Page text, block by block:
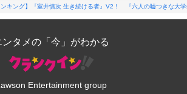
ンキング】『室井慎次 生き続ける者』V2！ 『六人の嘘つきな大
ンタメの「今」がわかる
Entertainment group